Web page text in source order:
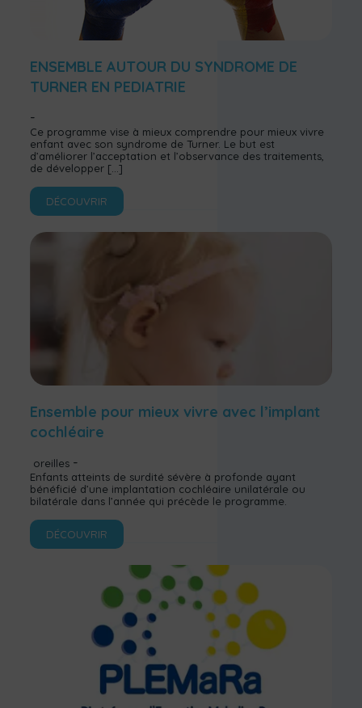
ENSEMBLE AUTOUR DU SYNDROME DE
TURNER EN PEDIATRIE
Ce programme vise à mieux comprendre pour mieux vivre
enfant avec son syndrome de Turner. Le but est
d’améliorer l’acceptation et l’observance des traitements,
de développer[…]
DÉCOUVRIR
Ensemble pour mieux vivre avec l’implant
cochléaire
oreilles
Enfants atteints de surdité sévère à profonde ayant
bénéficié d’une implantation cochléaire unilatérale ou
bilatérale dans l’année qui précède le programme.
DÉCOUVRIR